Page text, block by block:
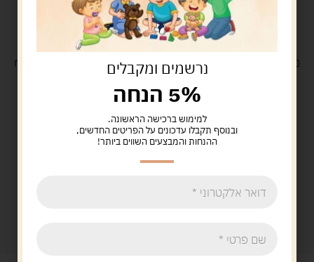
משלוח בקנייה מעל 329 ש"ח משלוח עםנרשמים ומקבלים
5% הנחה
למימוש ברכישה הראשונה.
ובנוסף תקבלו עדכונים על הפריטים החדשים,
ההנחות והמבצעים השווים ביותר!